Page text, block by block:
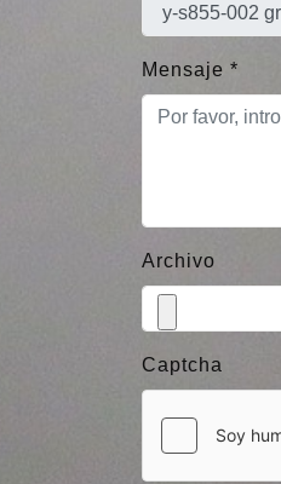
Mensaje *
Archivo
Captcha